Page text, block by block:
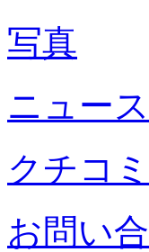
写真
ニュース
クチコミ
お問い